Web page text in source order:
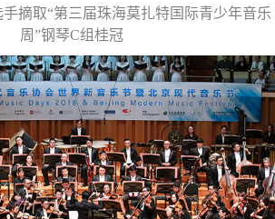
摘取“第三届珠海莫扎特国际青少年音乐
周”钢琴C组桂冠